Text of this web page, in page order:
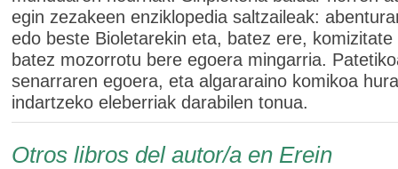
egin zezakeen enziklopedia saltzaileak:
edo beste Bioletarekin eta, batez ere, komizitate
batez mozorrotu bere egoera mingarria.
senarraren egoera, eta algararaino komikoa hura
indartzeko eleberriak darabilen tonua.
Otros libros del autor/a en Erein